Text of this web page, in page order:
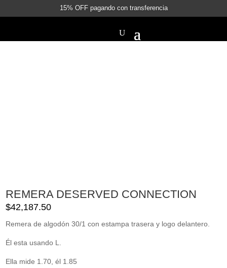
15% OFF pagando con transferencia
REMERA DESERVED CONNECTION
$42,187.50
Remera de algodón 30/1 con estampa trasera y logo delantero.
Él esta usando L.
Ella mide 1.70, él 1.85